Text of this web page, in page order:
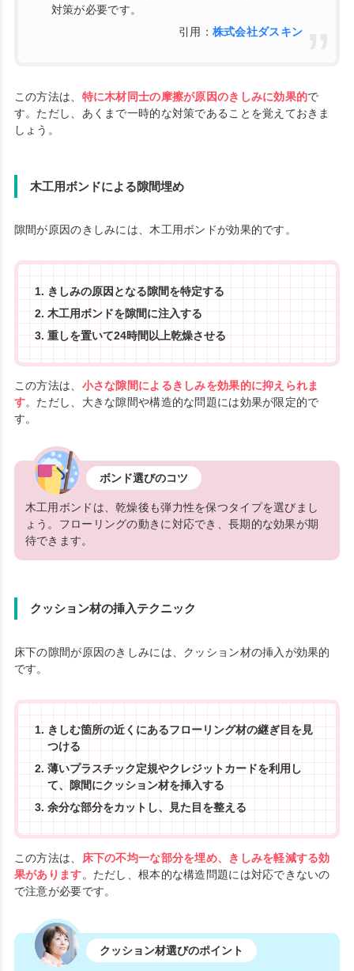
対策が必要です。
引用： 株式会社ダスキン
この方法は、 特に木材同士の摩擦が原因のきしみに効果的で
す。ただし、あくまで一時的な対策であることを覚えておきま
しょう。
木工用ボンドによる隙間埋め
隙間が原因のきしみには、木工用ボンドが効果的です。
きしみの原因となる隙間を特定する
木工用ボンドを隙間に注入する
重しを置いて24時間以上乾燥させる
この方法は、 小さな隙間によるきしみを効果的に抑えられま
す。ただし、大きな隙間や構造的な問題には効果が限定的で
す。
ボンド選びのコツ
木工用ボンドは、乾燥後も弾力性を保つタイプを選びまし
ょう。フローリングの動きに対応でき、長期的な効果が期
待できます。
クッション材の挿入テクニック
床下の隙間が原因のきしみには、クッション材の挿入が効果的
です。
きしむ箇所の近くにあるフローリング材の継ぎ目を見
つける
薄いプラスチック定規やクレジットカードを利用し
て、隙間にクッション材を挿入する
余分な部分をカットし、見た目を整える
この方法は、 床下の不均一な部分を埋め、きしみを軽減する効
果があります。ただし、根本的な構造問題には対応できないの
で注意が必要です。
クッション材選びのポイント